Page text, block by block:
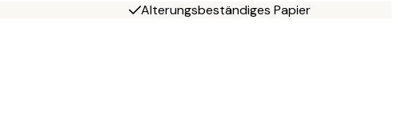
Alterungsbeständiges Papier